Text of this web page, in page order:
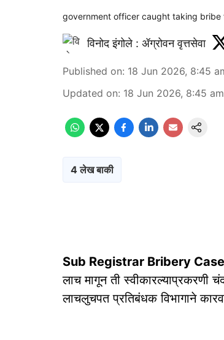
government officer caught taking
विनोद इंगोले : ॲग्रोवन वृत्तसेवा
Published on: 18 Jun 2026, 8:45
Updated on: 18 Jun 2026, 8:45 am
4 लेख बाकी
Sub Registrar Bribery
लाच मागून ती स्वीकारल्याप्रकरणी
लाचलुचपत प्रतिबंधक विभागाने